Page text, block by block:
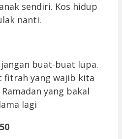
sendiri. Kos hidup
nanti.
buat-buat lupa.
fitrah yang wajib kita
yang bakal
lagi